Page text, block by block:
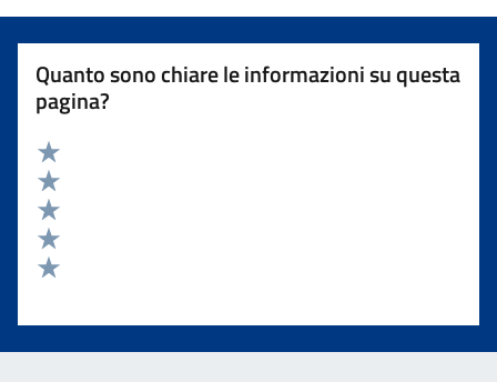
Quanto sono chiare le informazioni su questa
pagina?
Valuta 5 stelle su 5
Valuta 4 stelle su 5
Valuta 3 stelle su 5
Valuta 2 stelle su 5